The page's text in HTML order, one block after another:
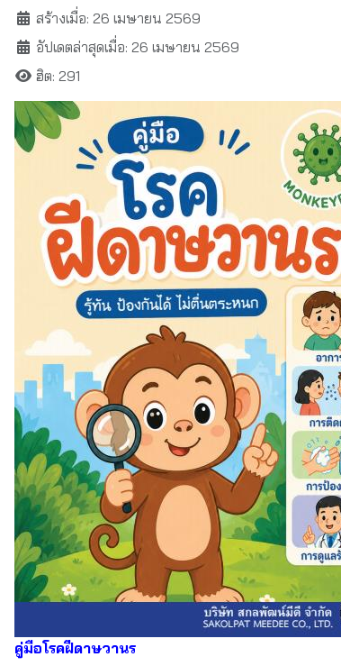
สร้างเมื่อ: 26 เมษายน 2569
อัปเดตล่าสุดเมื่อ: 26 เมษายน 2569
ฮิต: 291
คู่มือโรคฝีดาษวานร